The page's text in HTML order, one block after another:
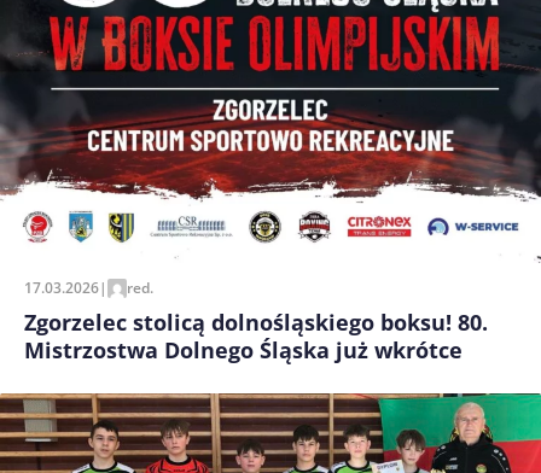
17.03.2026| red.
Zgorzelec stolicą dolnośląskiego boksu! 80.
Mistrzostwa Dolnego Śląska już wkrótce